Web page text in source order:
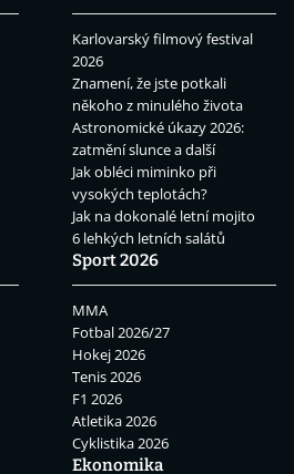
Karlovarský filmový festival
2026
Znamení, že jste potkali
někoho z minulého života
Astronomické úkazy 2026:
zatmění slunce a další
Jak obléci miminko při
vysokých teplotách?
Jak na dokonalé letní mojito
6 lehkých letních salátů
Sport 2026
MMA
Fotbal 2026/27
Hokej 2026
Tenis 2026
F1 2026
Atletika 2026
Cyklistika 2026
Ekonomika